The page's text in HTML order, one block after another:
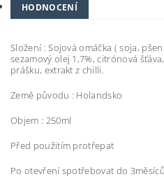
HODNOCENÍ
Složení : Sojová omáčka ( soja,
sezamový olej 1,7%, citrónová
prášku, extrakt z chilli.
Země původu : Holandsko
Objem : 250ml
Před použitím protřepat
Po otevření spotřebovat do 3měsíců